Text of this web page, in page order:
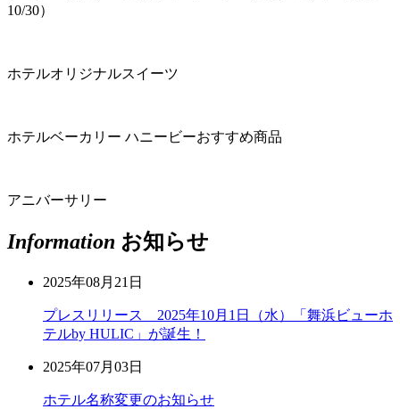
10/30）
ホテルオリジナルスイーツ
ホテルベーカリー ハニービーおすすめ商品
アニバーサリー
Information お知らせ
2025年08月21日
プレスリリース 2025年10月1日（水）「舞浜ビューホ
テルby HULIC」が誕生！
2025年07月03日
ホテル名称変更のお知らせ